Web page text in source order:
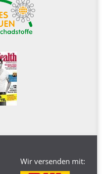
Wir versenden mit: